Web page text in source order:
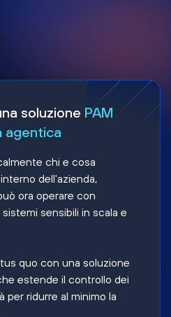
soluzione PAM
agentica
chi e cosa
dell'azienda,
ora operare con
sensibili in scala e
quo con una soluzione
estende il controllo dei
per ridurre al minimo la